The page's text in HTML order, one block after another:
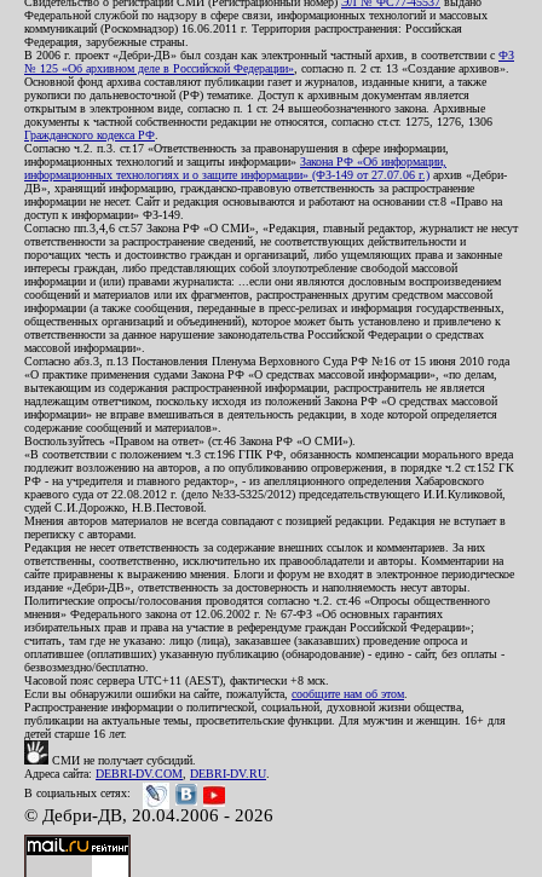
Федеральной службой по надзору в сфере связи, информационных технологий и массовых
коммуникаций (Роскомнадзор) 16.06.2011 г. Территория распространения: Российская
Федерация, зарубежные страны.
В 2006 г. проект «Дебри-ДВ» был создан как электронный частный архив, в соответствии с ФЗ
№ 125 «Об архивном деле в Российской Федерации» , согласно п. 2 ст. 13 «Создание архивов».
Основной фонд архива составляют публикации газет и журналов, изданные книги, а также
рукописи по дальневосточной (РФ) тематике. Доступ к архивным документам является
открытым в электронном виде, согласно п. 1 ст. 24 вышеобозначенного закона. Архивные
документы к частной собственности редакции не относятся, согласно ст.ст. 1275, 1276, 1306
Гражданского кодекса РФ
Согласно ч.2. п.3. ст.17 «Ответственность за правонарушения в сфере информации,
информационных технологий и защиты информации» Закона РФ «Об информации,
информационных технологиях и о защите информации» (ФЗ-149 от 27.07.06 г.) архив «Дебри-
ДВ», хранящий информацию, гражданско-правовую ответственность за распространение
информации не несет. Сайт и редакция основываются и работают на основании ст.8 «Право на
доступ к информации» ФЗ-149.
Согласно пп.3,4,6 ст.57 Закона РФ «О СМИ», «Редакция, главный редактор, журналист не несут
ответственности за распространение сведений, не соответствующих действительности и
порочащих честь и достоинство граждан и организаций, либо ущемляющих права и законные
интересы граждан, либо представляющих собой злоупотребление свободой массовой
информации и (или) правами журналиста: ...если они являются дословным воспроизведением
сообщений и материалов или их фрагментов, распространенных другим средством массовой
информации (а также сообщения, переданные в пресс-релизах и информация государственных,
общественных организаций и объединений), которое может быть установлено и привлечено к
ответственности за данное нарушение законодательства Российской Федерации о средствах
массовой информации».
Согласно абз.3, п.13 Постановления Пленума Верховного Суда РФ №16 от 15 июня 2010 года
«О практике применения судами Закона РФ «О средствах массовой информации», «по делам,
вытекающим из содержания распространенной информации, распространитель не является
надлежащим ответчиком, поскольку исходя из положений Закона РФ «О средствах массовой
информации» не вправе вмешиваться в деятельность редакции, в ходе которой определяется
содержание сообщений и материалов».
Воспользуйтесь «Правом на ответ» (ст.46 Закона РФ «О СМИ»).
«В соответствии с положением ч.3 ст.196 ГПК РФ, обязанность компенсации морального вреда
подлежит возложению на авторов, а по опубликованию опровержения, в порядке ч.2 ст.152 ГК
РФ - на учредителя и главного редактор», - из апелляционного определения Хабаровского
краевого суда от 22.08.2012 г. (дело №33-5325/2012) председательствующего И.И.Куликовой,
судей С.И.Дорожко, Н.В.Пестовой.
Мнения авторов материалов не всегда совпадают с позицией редакции. Редакция не вступает в
переписку с авторами.
Редакция не несет ответственность за содержание внешних ссылок и комментариев. За них
ответственны, соответственно, исключительно их правообладатели и авторы. Комментарии на
сайте приравнены к выражению мнения. Блоги и форум не входят в электронное периодическое
издание «Дебри-ДВ», ответственность за достоверность и наполняемость несут авторы.
Политические опросы/голосования проводятся согласно ч.2. ст.46 «Опросы общественного
мнения» Федерального закона от 12.06.2002 г. № 67-ФЗ «Об основных гарантиях
избирательных прав и права на участие в референдуме граждан Российской Федерации»;
считать, там где не указано: лицо (лица), заказавшее (заказавших) проведение опроса и
оплатившее (оплативших) указанную публикацию (обнародование) - едино - сайт, без оплаты -
безвозмездно/бесплатно.
Часовой пояс сервера UTC+11 (AEST), фактически +8 мск.
Если вы обнаружили ошибки на сайте, пожалуйста, сообщите нам об этом
Распространение информации о политической, социальной, духовной жизни общества,
публикации на актуальные темы, просветительские функции. Для мужчин и женщин. 16+ для
детей старше 16 лет.
СМИ не получает субсидий.
Адреса сайта: DEBRI-DV.COM DEBRI-DV.RU
В социальных сетях:
© Дебри-ДВ, 20.04.2006 - 2026